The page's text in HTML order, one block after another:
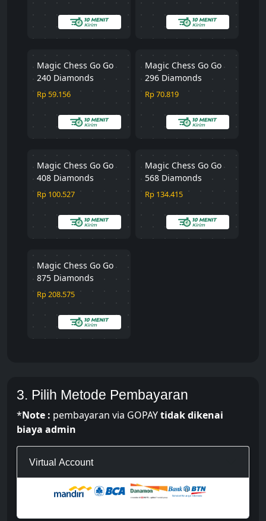
Magic Chess Go Go
240 Diamonds
Rp 59.156
Magic Chess Go Go
296 Diamonds
Rp 70.819
Magic Chess Go Go
408 Diamonds
Rp 100.527
Magic Chess Go Go
568 Diamonds
Rp 134.415
Magic Chess Go Go
875 Diamonds
Rp 208.575
3. Pilih Metode Pembayaran
*Note : pembayaran via GOPAYtidak dikenai
biaya admin
Virtual Account